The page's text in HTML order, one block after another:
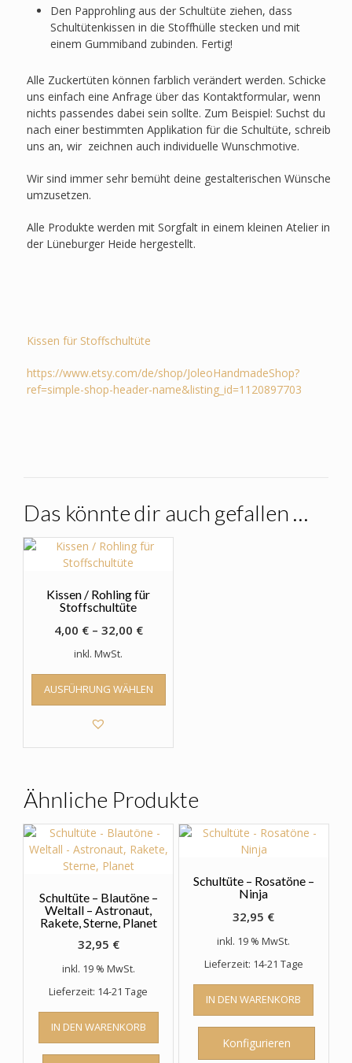
Den Papprohling aus der Schultüte ziehen, dass
Schultütenkissen in die Stoffhülle stecken und mit
einem Gummiband zubinden. Fertig!
Alle Zuckertüten können farblich verändert werden. Schicke
uns einfach eine Anfrage über das Kontaktformular, wenn
nichts passendes dabei sein sollte. Zum Beispiel: Suchst du
nach einer bestimmten Applikation für die Schultüte, schreib
uns an, wir zeichnen auch individuelle Wunschmotive.
Wir sind immer sehr bemüht deine gestalterischen Wünsche
umzusetzen.
Alle Produkte werden mit Sorgfalt in einem kleinen Atelier in
der Lüneburger Heide hergestellt.
Kissen für Stoffschultüte
https://www.etsy.com/de/shop/JoleoHandmadeShop?
ref=simple-shop-header-name&listing_id=1120897703
Das könnte dir auch gefallen …
Kissen / Rohling für
Stoffschultüte
4,00 €– 32,00 €
inkl. MwSt.
AUSFÜHRUNG WÄHLEN
Dieses
weist
Optionen
können
auf
der
Produktseite
gewählt
werden
Ähnliche Produkte
Schultüte – Blautöne –
Weltall – Astronaut,
Rakete, Sterne, Planet
32,95 €
inkl. 19 % MwSt.
Lieferzeit: 14-21 Tage
IN DEN WARENKORB
Schultüte – Rosatöne –
Ninja
32,95 €
inkl. 19 % MwSt.
Lieferzeit: 14-21 Tage
IN DEN WARENKORB
Konfigurieren